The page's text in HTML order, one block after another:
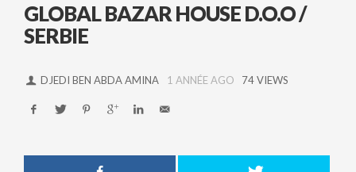
GLOBAL BAZAR HOUSE D.O.O /
SERBIE
DJEDI BEN ABDA AMINA 1 ANNÉE AGO 74 VIEWS